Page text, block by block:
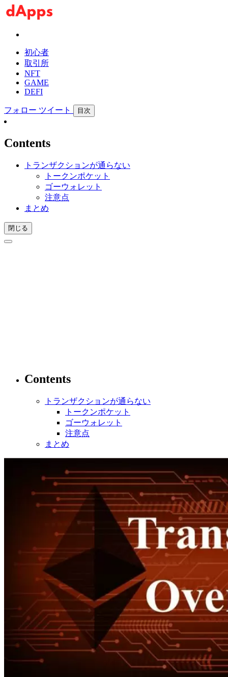
初心者
取引所
NFT
GAME
DEFI
フォロー ツイート 目次
Contents
トランザクションが通らない
トークンポケット
ゴーウォレット
注意点
まとめ
閉じる
Contents
トランザクションが通らない
トークンポケット
ゴーウォレット
注意点
まとめ